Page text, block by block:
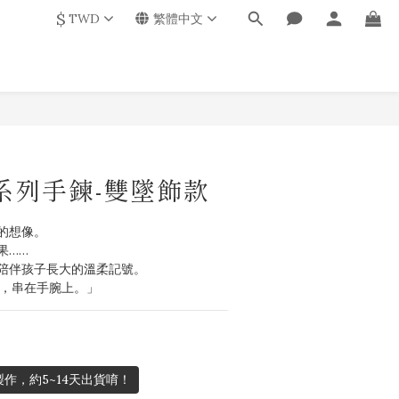
$ TWD 繁體中文
列手鍊-雙墜飾款
像。
……
孩子長大的溫柔記號。
在手腕上。」
，約5~14天出貨唷！